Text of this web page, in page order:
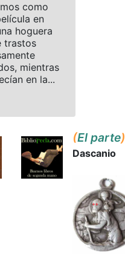
como
en
hoguera
trastos
mientras
en la...
(El parte)
Dascanio